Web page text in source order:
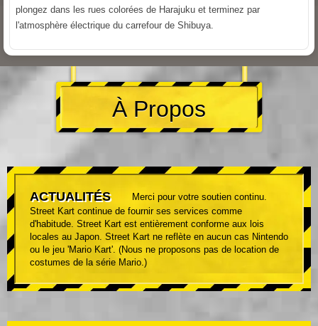
plongez dans les rues colorées de Harajuku et terminez par
l'atmosphère électrique du carrefour de Shibuya.
À Propos
ACTUALITÉS
Merci pour votre soutien continu.
Street Kart continue de fournir ses services comme
d'habitude. Street Kart est entièrement conforme aux lois
locales au Japon. Street Kart ne reflète en aucun cas Nintendo
ou le jeu 'Mario Kart'. (Nous ne proposons pas de location de
costumes de la série Mario.)